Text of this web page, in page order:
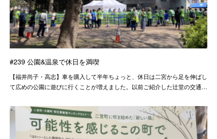
#239 公園&温泉で休日を満喫
【福井尚子・高志】車を購入して半年ちょっと、休日は二宮から足を伸ばし
て広めの公園に遊びに行くことが増えました。以前ご紹介した辻堂の交通…